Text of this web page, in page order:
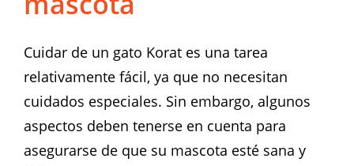
Cuidar de un gato Korat es una tarea
relativamente fácil, ya que no necesitan
cuidados especiales. Sin embargo, algunos
aspectos deben tenerse en cuenta para
asegurarse de que su mascota esté sana y